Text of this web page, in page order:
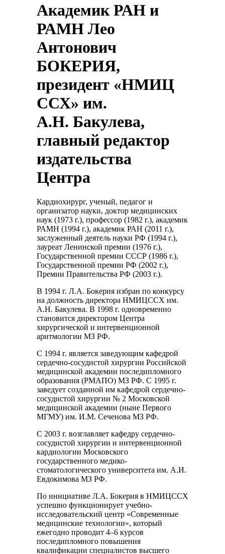
Академик РАН и
РАМН Лео
Антонович
БОКЕРИЯ,
президент «НМИЦ
ССХ» им.
А.Н. Бакулева,
главный редактор
издательства
Центра
Кардиохирург, ученый, педагог и
организатор науки, доктор медицинских
наук (1973 г.), профессор (1982 г.), академик
РАМН (1994 г.), академик РАН (2011 г.),
заслуженный деятель науки РФ (1994 г.),
лауреат Ленинской премии (1976 г.),
Государственной премии СССР (1986 г.),
Государственной премии РФ (2002 г.),
Премии Правительства РФ (2003 г.).
В 1994 г. Л.А. Бокерия избран по конкурсу
на должность директора НМИЦССХ им.
А.Н. Бакулева. В 1998 г. одновременно
становится директором Центра
хирургической и интервенционной
аритмологии МЗ РФ.
С 1994 г. является заведующим кафедрой
сердечно-сосудистой хирургии Российской
медицинской академии последипломного
образования (РМАПО) МЗ РФ. С 1995 г.
заведует созданной им кафедрой сердечно-
сосудистой хирургии № 2 Московской
медицинской академии (ныне Первого
МГМУ) им. И.М. Сеченова МЗ РФ.
С 2003 г. возглавляет кафедру сердечно-
сосудистой хирургии и интервенционной
кардиологии Московского
государственного медико-
стоматологического университета им. А.И.
Евдокимова МЗ РФ.
По инициативе Л.А. Бокерия в НМИЦССХ
успешно функционирует учебно-
исследовательский центр «Современные
медицинские технологии», который
ежегодно проводит 4–6 курсов
последипломного повышения
квалификации специалистов высшего